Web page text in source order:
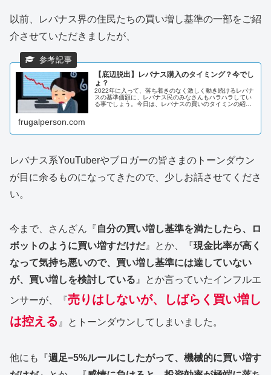
以前、レバナス界の住民たちの買い増し基準の一部をご紹
介させていただきましたが、
【底辺脱出】レバナス購入のタイミング？今でし
ょ？
2022年に入って、落ち着きのなく激しく動き続けるレバナ
スの基準価額に、レバナス民のみなさんもハラハラしてい
る事でしょう。今日は、レバナスの買いのタイミンの紹介
frugalperson.com
レバナス系YouTuberやブロガーの皆さまのトーンダウン
が目に余るものになってきたので、少しお話させてくださ
い。
今まで、さんざん『自分の買い増し基準を満たしたら、ロ
ボットのように買い増すだけだ』とか、『現金比率が高く
なって気持ち悪いので、買い増し基準には達していない
が、買い増しを検討している 』とか言っていたインフルエ
ンサーが、『売りはしないが、しばらく買い増し
は控える 』とトーンダウンしてしまいました。
他にも『週足−5%ルールにしたがって、機械的に買い増す